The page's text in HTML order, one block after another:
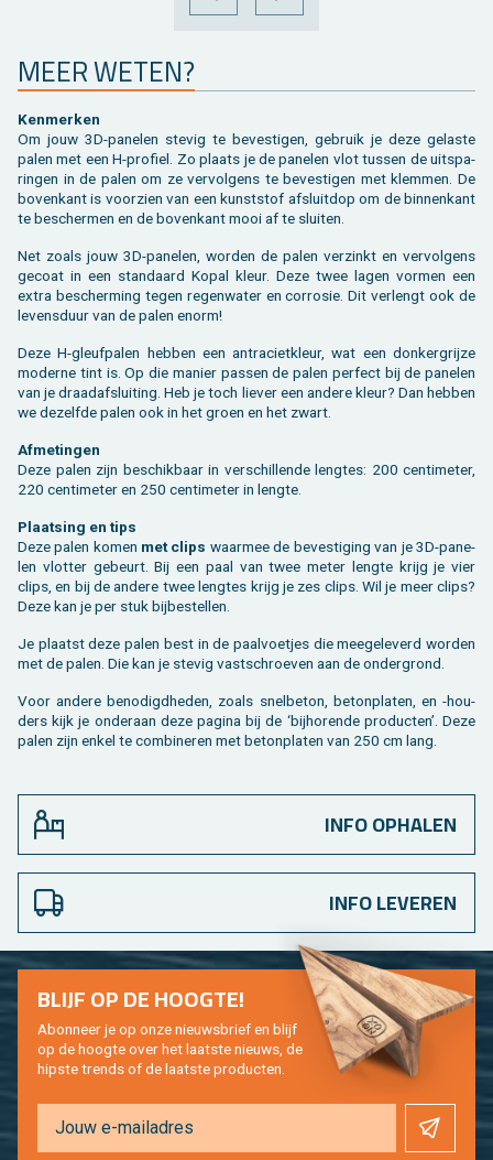
VORIGE VOLGENDE
MEER WETEN?
Ken­mer­ken
Om jouw 3D-pa­ne­len ste­vig te be­ves­ti­gen, ge­bruik je deze ge­las­te
palen met een H-pro­fiel. Zo plaats je de pa­ne­len vlot tus­sen de uit­spa­
rin­gen in de palen om ze ver­vol­gens te be­ves­ti­gen met klem­men. De
bo­ven­kant is voor­zien van een kunst­stof af­sluit­dop om de bin­nen­kant
te be­scher­men en de bo­ven­kant mooi af te slui­ten.
Net zoals jouw 3D-pa­ne­len, wor­den de palen ver­zinkt en ver­vol­gens
ge­coat in een stan­daard Kopal kleur. Deze twee lagen vor­men een
extra be­scher­ming tegen re­gen­wa­ter en cor­ro­sie. Dit ver­lengt ook de
le­vens­duur van de palen enorm!
Deze H-gleuf­pa­len heb­ben een an­tra­ciet­kleur, wat een don­ker­grij­ze
mo­der­ne tint is. Op die ma­nier pas­sen de palen per­fect bij de pa­ne­len
van je draad­af­slui­ting. Heb je toch lie­ver een an­de­re kleur? Dan heb­ben
we de­zelf­de palen ook in het groen en het zwart.
Af­me­tin­gen
Deze palen zijn be­schik­baar in ver­schil­len­de leng­tes: 200 cen­ti­me­ter,
220 cen­ti­me­ter en 250 cen­ti­me­ter in leng­te.
Plaat­sing en tips
Deze palen komen met clips waar­mee de be­ves­ti­ging van je 3D-pa­ne­
len vlot­ter ge­beurt. Bij een paal van twee meter leng­te krijg je vier
clips, en bij de an­de­re twee leng­tes krijg je zes clips. Wil je meer clips?
Deze kan je per stuk bij­be­stel­len.
Je plaatst deze palen best in de paal­voetjes die mee­ge­le­verd wor­den
met de palen. Die kan je ste­vig vast­schroe­ven aan de on­der­grond.
Voor an­de­re be­no­digd­he­den, zoals snel­be­ton, be­ton­pla­ten, en -hou­
ders kijk je on­der­aan deze pa­gi­na bij de ‘bij­ho­ren­de pro­duc­ten’. Deze
palen zijn enkel te com­bi­ne­ren met be­ton­pla­ten van 250 cm lang.
INFO OPHALEN
INFO LEVEREN
BLIJF OP DE HOOG­TE!
Abon­neer je op onze nieuws­brief en blijf
op de hoog­te over het laat­ste nieuws, de
hip­s­te trends of de laat­ste pro­duc­ten.